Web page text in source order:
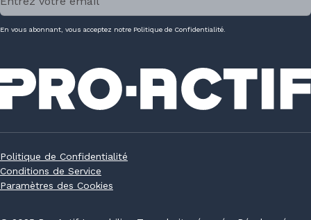
En vous abonnant, vous acceptez notre Politique de Confidentialité.
Politique de Confidentialité
Conditions de Service
Paramètres des Cookies